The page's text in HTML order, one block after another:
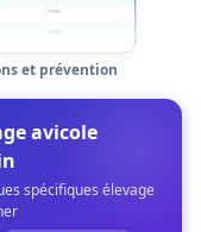
et prévention
avicole
spécifiques élevage